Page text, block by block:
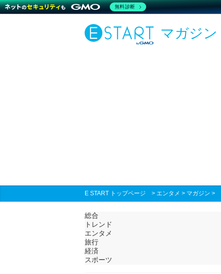
マガジン
E START トップページ > エンタメ > マガジン >
総合
トレンド
エンタメ
旅行
経済
スポーツ
無料診断